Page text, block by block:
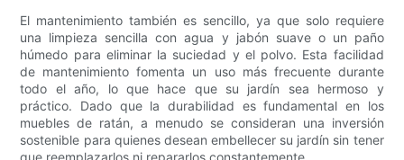
El mantenimiento también es sencillo, ya que solo requiere
una limpieza sencilla con agua y jabón suave o un paño
húmedo para eliminar la suciedad y el polvo. Esta facilidad
de mantenimiento fomenta un uso más frecuente durante
todo el año, lo que hace que su jardín sea hermoso y
práctico. Dado que la durabilidad es fundamental en los
muebles de ratán, a menudo se consideran una inversión
sostenible para quienes desean embellecer su jardín sin tener